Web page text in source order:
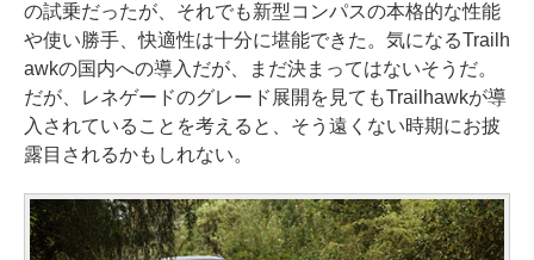
の試乗だったが、それでも新型コンパスの本格的な性能
や使い勝手、快適性は十分に堪能できた。気になるTrailh
awkの国内への導入だが、まだ決まってはないそうだ。
だが、レネゲードのグレード展開を見てもTrailhawkが導
入されていることを考えると、そう遠くない時期にお披
露目されるかもしれない。